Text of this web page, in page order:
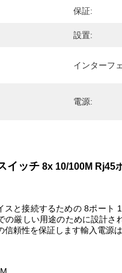
保証:
設置:
インターフ
電源:
イッチ 8x 10/100M Rj45
と接続するための 8ポー
厳しい用途のために設計
頼性を保証します輸入電源